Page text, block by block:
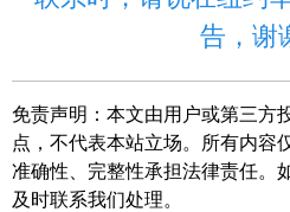
告，谢
免责声明： 本文由用户或第三方
点，不代表本站立场。所有内容
准确性、完整性承担法律责任。
及时联系我们处理。